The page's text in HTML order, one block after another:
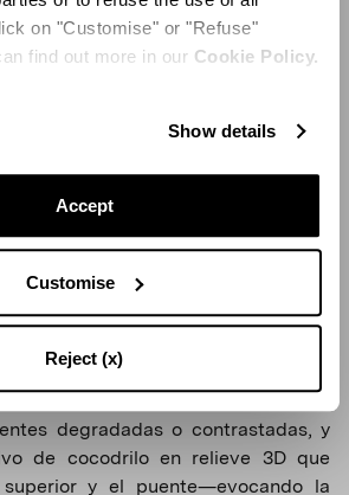
on "Customise" or "Refuse"
find out more in our Cookie Policy.
Show details
Accept
Customise
Reject (x)
transforma el glamour de los años
con influencia setentera en
degradadas o contrastadas, y
de cocodrilo en relieve 3D que
y el puente—evocando la